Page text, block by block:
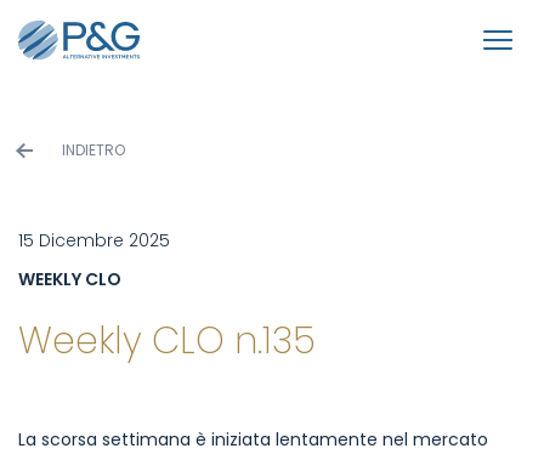
INDIETRO
15 Dicembre 2025
WEEKLY CLO
Weekly CLO n.135
La scorsa settimana è iniziata lentamente nel mercato